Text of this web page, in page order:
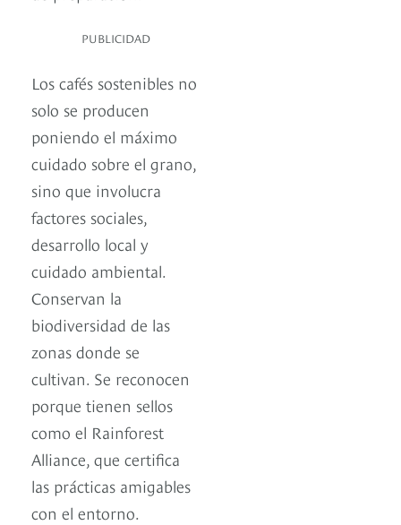
PUBLICIDAD
Los cafés sostenibles no
solo se producen
poniendo el máximo
cuidado sobre el grano,
sino que involucra
factores sociales,
desarrollo local y
cuidado ambiental.
Conservan la
biodiversidad de las
zonas donde se
cultivan. Se reconocen
porque tienen sellos
como el Rainforest
Alliance, que certifica
las prácticas amigables
con el entorno.